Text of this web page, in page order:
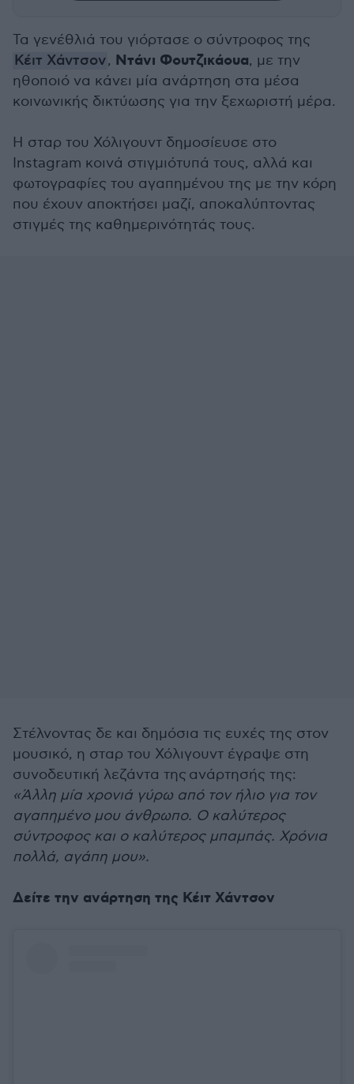
Τα γενέθλιά του γιόρτασε ο σύντροφος της
Κέιτ Χάντσον, Ντάνι Φουτζικάουα, με την
ηθοποιό να κάνει μία ανάρτηση στα μέσα
κοινωνικής δικτύωσης για την ξεχωριστή μέρα.
Η σταρ του Χόλιγουντ δημοσίευσε στο
Instagram κοινά στιγμιότυπά τους, αλλά και
φωτογραφίες του αγαπημένου της με την κόρη
που έχουν αποκτήσει μαζί, αποκαλύπτοντας
στιγμές της καθημερινότητάς τους.
Στέλνοντας δε και δημόσια τις ευχές της στον
μουσικό, η σταρ του Χόλιγουντ έγραψε στη
συνοδευτική λεζάντα της ανάρτησής της:
«Άλλη μία χρονιά γύρω από τον ήλιο για τον
αγαπημένο μου άνθρωπο. Ο καλύτερος
σύντροφος και ο καλύτερος μπαμπάς. Χρόνια
πολλά, αγάπη μου».
Δείτε την ανάρτηση της Κέιτ Χάντσον